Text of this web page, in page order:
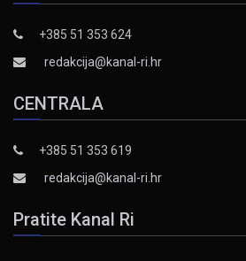
+385 51 353 624
redakcija@kanal-ri.hr
CENTRALA
+385 51 353 619
redakcija@kanal-ri.hr
Pratite Kanal Ri